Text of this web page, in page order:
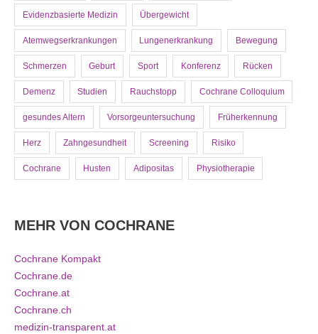
Evidenzbasierte Medizin Übergewicht
Atemwegserkrankungen Lungenerkrankung Bewegung
Schmerzen Geburt Sport Konferenz Rücken
Demenz Studien Rauchstopp Cochrane Colloquium
gesundes Altern Vorsorgeuntersuchung Früherkennung
Herz Zahngesundheit Screening Risiko
Cochrane Husten Adipositas Physiotherapie
MEHR VON COCHRANE
Cochrane Kompakt
Cochrane.de
Cochrane.at
Cochrane.ch
medizin-transparent.at